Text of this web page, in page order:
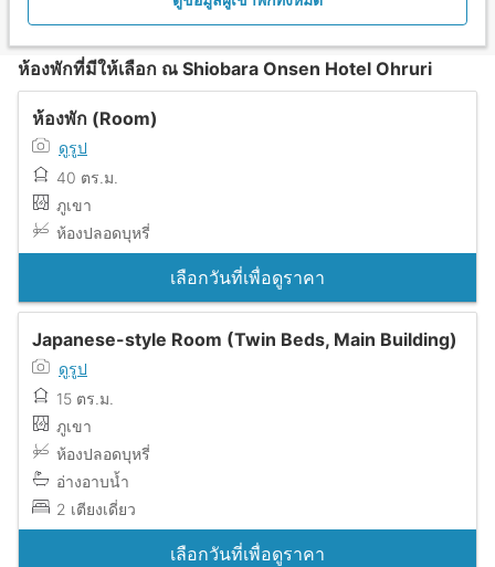
ห้องพักที่มีให้เลือก ณ Shiobara Onsen Hotel Ohruri
ห้องพัก (Room)
ดูรูป
40 ตร.ม.
ภูเขา
ห้องปลอดบุหรี่
เลือกวันที่เพื่อดูราคา
Japanese-style Room (Twin Beds, Main Building)
ดูรูป
15 ตร.ม.
ภูเขา
ห้องปลอดบุหรี่
อ่างอาบน้ำ
2 เตียงเดี่ยว
เลือกวันที่เพื่อดูราคา